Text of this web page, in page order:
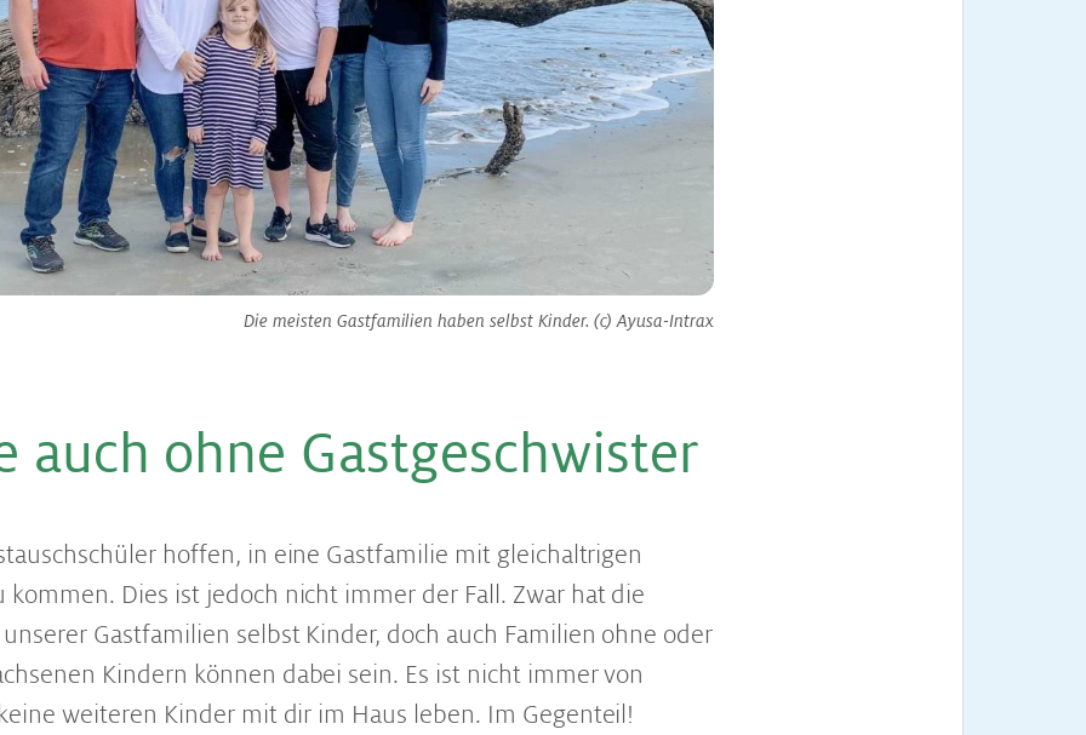
Die meisten Gastfamilien haben selbst Kinder. (c) Ayusa-Intrax
auch ohne Gastgeschwister
hoffen, in eine Gastfamilie mit gleichaltrigen
kommen. Dies ist jedoch nicht immer der Fall. Zwar hat die
Gastfamilien selbst Kinder, doch auch Familien ohne oder
Kindern können dabei sein. Es ist nicht immer von
weiteren Kinder mit dir im Haus leben. Im Gegenteil!